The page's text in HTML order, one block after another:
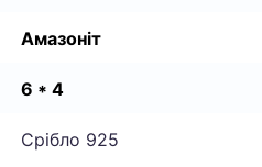
Амазоніт
6 * 4
Срібло 925